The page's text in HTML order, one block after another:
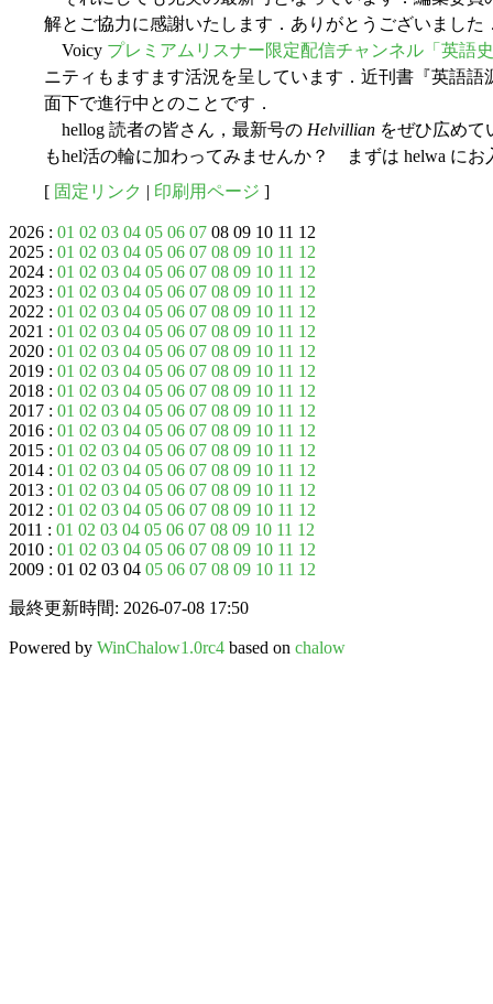
解とご協力に感謝いたします．ありがとうございました
Voicy プレミアムリスナー限定配信チャンネル「英語
ニティもますます活況を呈しています．近刊書『英語
面下で進行中とのことです．
hellog 読者の皆さん，最新号の Helvillian をぜひ広めて
もhel活の輪に加わってみませんか？ まずは helwa にお
[ 固定リンク | 印刷用ページ ]
2026 : 01 02 03 04 05 06 07 08 09 10 11 12
2025 : 01 02 03 04 05 06 07 08 09 10 11 12
2024 : 01 02 03 04 05 06 07 08 09 10 11 12
2023 : 01 02 03 04 05 06 07 08 09 10 11 12
2022 : 01 02 03 04 05 06 07 08 09 10 11 12
2021 : 01 02 03 04 05 06 07 08 09 10 11 12
2020 : 01 02 03 04 05 06 07 08 09 10 11 12
2019 : 01 02 03 04 05 06 07 08 09 10 11 12
2018 : 01 02 03 04 05 06 07 08 09 10 11 12
2017 : 01 02 03 04 05 06 07 08 09 10 11 12
2016 : 01 02 03 04 05 06 07 08 09 10 11 12
2015 : 01 02 03 04 05 06 07 08 09 10 11 12
2014 : 01 02 03 04 05 06 07 08 09 10 11 12
2013 : 01 02 03 04 05 06 07 08 09 10 11 12
2012 : 01 02 03 04 05 06 07 08 09 10 11 12
2011 : 01 02 03 04 05 06 07 08 09 10 11 12
2010 : 01 02 03 04 05 06 07 08 09 10 11 12
2009 : 01 02 03 04 05 06 07 08 09 10 11 12
最終更新時間: 2026-07-08 17:50
Powered by WinChalow1.0rc4 based on chalow